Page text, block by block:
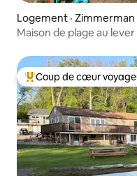
Logement · Zimmerman
Maison de plage au
Coup de cœur
Coup de cœur